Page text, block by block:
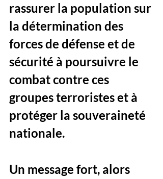
rassurer la population sur
la détermination des
forces de défense et de
sécurité à poursuivre le
combat contre ces
groupes terroristes et à
protéger la souveraineté
nationale.
Un message fort, alors